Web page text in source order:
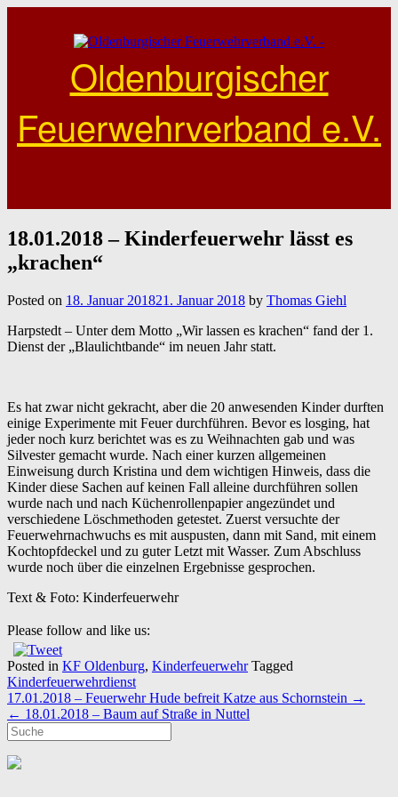
Oldenburgischer
Feuerwehrverband e.V.
18.01.2018 – Kinderfeuerwehr lässt es
„krachen“
Posted on 18. Januar 201821. Januar 2018 by Thomas Giehl
Harpstedt – Unter dem Motto „Wir lassen es krachen“ fand der 1.
Dienst der „Blaulichtbande“ im neuen Jahr statt.
Es hat zwar nicht gekracht, aber die 20 anwesenden Kinder durften
einige Experimente mit Feuer durchführen. Bevor es losging, hat
jeder noch kurz berichtet was es zu Weihnachten gab und was
Silvester gemacht wurde. Nach einer kurzen allgemeinen
Einweisung durch Kristina und dem wichtigen Hinweis, dass die
Kinder diese Sachen auf keinen Fall alleine durchführen sollen
wurde nach und nach Küchenrollenpapier angezündet und
verschiedene Löschmethoden getestet. Zuerst versuchte der
Feuerwehrnachwuchs es mit auspusten, dann mit Sand, mit einem
Kochtopfdeckel und zu guter Letzt mit Wasser. Zum Abschluss
wurde noch über die einzelnen Ergebnisse gesprochen.
Text & Foto: Kinderfeuerwehr
Please follow and like us:
Posted in KF Oldenburg, Kinderfeuerwehr Tagged
Kinderfeuerwehrdienst
Post
navigation
17.01.2018 – Feuerwehr Hude befreit Katze aus Schornstein →
← 18.01.2018 – Baum auf Straße in Nuttel